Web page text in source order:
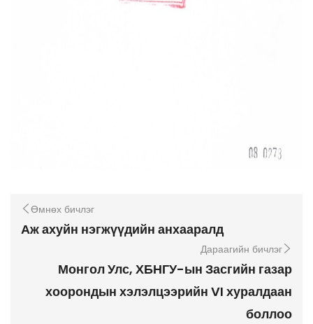
Өмнөх бичлэг
Аж ахуйн нэгжүүдийн анхааралд
Дараагийн бичлэг
Монгол Улс, ХБНГУ-ын Засгийн газар
хоорондын хэлэлцээрийн VI хуралдаан
боллоо